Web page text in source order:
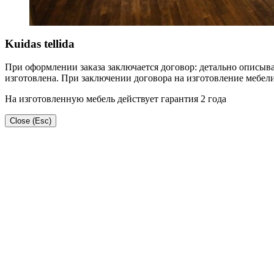
Kuidas tellida
При оформлении заказа заключается договор: детально
изготовлена. При заключении договора на изготовление
На изготовленную мебель действует гарантия 2 года
Close (Esc)